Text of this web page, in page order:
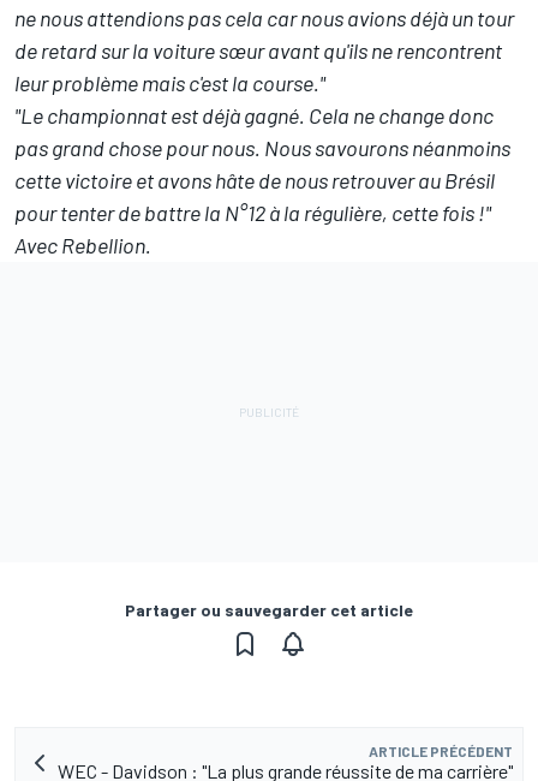
ne nous attendions pas cela car nous avions déjà un tour
de retard sur la voiture sœur avant qu'ils ne rencontrent
leur problème mais c'est la course."
"Le championnat est déjà gagné. Cela ne change donc
pas grand chose pour nous. Nous savourons néanmoins
cette victoire et avons hâte de nous retrouver au Brésil
pour tenter de battre la N°12 à la régulière, cette fois !"
Avec Rebellion.
Partager ou sauvegarder cet article
ARTICLE PRÉCÉDENT
WEC - Davidson : "La plus grande réussite de ma carrière"